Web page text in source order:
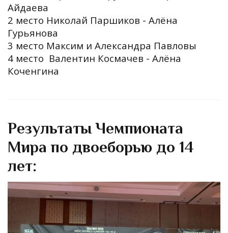
Айдаева
2 место Николай Паршиков - Алёна
Гурьянова
3 место Максим и Александра Павловы
4 место Валентин Космачев - Алёна
Коченгина
Результаты Чемпионата
Мира по двоеборью до 14
лет: